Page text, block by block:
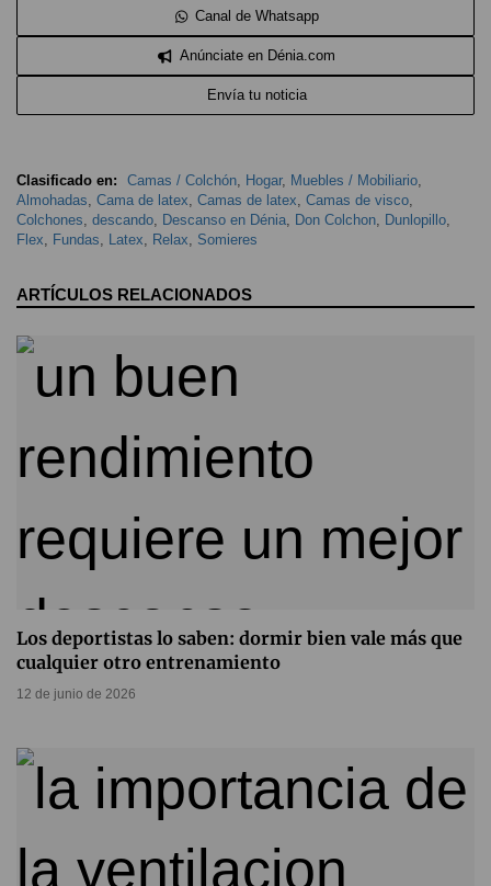
Canal de Whatsapp
Anúnciate en Dénia.com
Envía tu noticia
Clasificado en: Camas / Colchón, Hogar, Muebles / Mobiliario,
Almohadas, Cama de latex, Camas de latex, Camas de visco,
Colchones, descando, Descanso en Dénia, Don Colchon, Dunlopillo,
Flex, Fundas, Latex, Relax, Somieres
ARTÍCULOS RELACIONADOS
Los deportistas lo saben: dormir bien vale más que
cualquier otro entrenamiento
12 de junio de 2026